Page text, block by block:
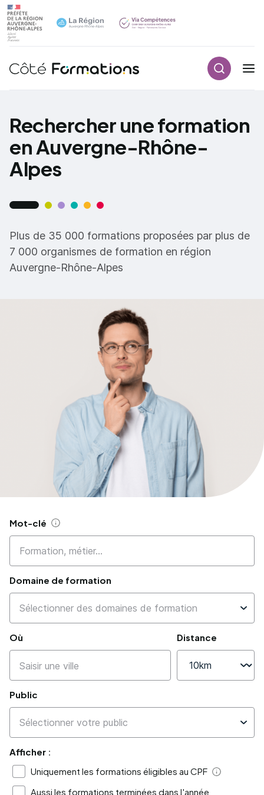
Navigation principale
Rechercher une formation
en Auvergne-Rhône-
Alpes
Plus de 35 000 formations proposées par plus de
7 000 organismes de formation en région
Auvergne-Rhône-Alpes
Mot-clé Aide
Domaine de formation
Où Distance
Public
Afficher :
Uniquement les formations éligibles au CPF
Aide
Aussi les formations terminées dans l'année